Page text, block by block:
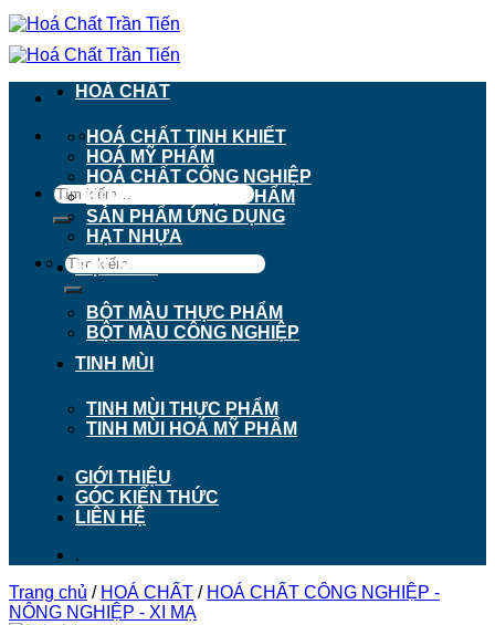
Chuyển
đến
nội
911 - 913 Nguyễn Trãi, Phường Chợ Lớn, TP.
Hồ Chí Minh
Tìm
kiếm:
Tìm
kiếm:
HOÁ CHẤT
HOÁ CHẤT TINH KHIẾT
HOÁ MỸ PHẨM
HOÁ CHẤT CÔNG NGHIỆP
HOÁ CHẤT THỰC PHẨM
SẢN PHẨM ỨNG DỤNG
HẠT NHỰA
BỘT MÀU
BỘT MÀU THỰC PHẨM
BỘT MÀU CÔNG NGHIỆP
TINH MÙI
TINH MÙI THỰC PHẨM
TINH MÙI HOÁ MỸ PHẨM
GIỚI THIỆU
GÓC KIẾN THỨC
LIÊN HỆ
.
Trang chủ / HOÁ CHẤT / HOÁ CHẤT CÔNG NGHIỆP -
NÔNG NGHIỆP - XI MẠ